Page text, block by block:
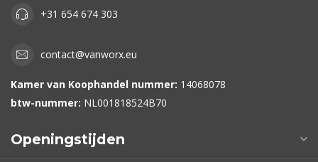
+31 654 674 303
contact@vanworx.eu
Kamer van Koophandel nummer: 14068078
btw-nummer: NL001818524B70
Openingstijden